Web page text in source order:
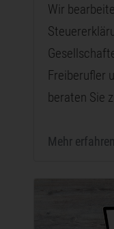
Wir
Freiberufler
beraten Sie
Mehr